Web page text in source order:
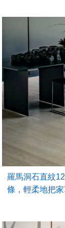
羅馬洞石直紋
條，輕柔地把家